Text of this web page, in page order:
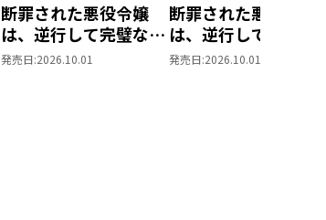
断罪された悪役令嬢
は、逆行して完璧な悪
女を目指す11【シー
発売日:2026.10.01
断罪された悪役令嬢
は、逆行して完璧な
女を目指す11
発売日:2026.10.01